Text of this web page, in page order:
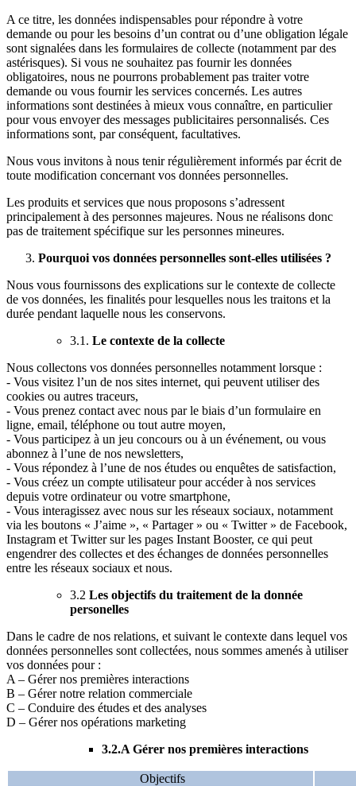
A ce titre, les données indispensables pour répondre à votre
demande ou pour les besoins d’un contrat ou d’une obligation légale
sont signalées dans les formulaires de collecte (notamment par des
astérisques). Si vous ne souhaitez pas fournir les données
obligatoires, nous ne pourrons probablement pas traiter votre
demande ou vous fournir les services concernés. Les autres
informations sont destinées à mieux vous connaître, en particulier
pour vous envoyer des messages publicitaires personnalisés. Ces
informations sont, par conséquent, facultatives.
Nous vous invitons à nous tenir régulièrement informés par écrit de
toute modification concernant vos données personnelles.
Les produits et services que nous proposons s’adressent
principalement à des personnes majeures. Nous ne réalisons donc
pas de traitement spécifique sur les personnes mineures.
Pourquoi vos données personnelles sont-elles utilisées ?
Nous vous fournissons des explications sur le contexte de collecte
de vos données, les finalités pour lesquelles nous les traitons et la
durée pendant laquelle nous les conservons.
3.1. Le contexte de la collecte
Nous collectons vos données personnelles notamment lorsque :
- Vous visitez l’un de nos sites internet, qui peuvent utiliser des
cookies ou autres traceurs,
- Vous prenez contact avec nous par le biais d’un formulaire en
ligne, email, téléphone ou tout autre moyen,
- Vous participez à un jeu concours ou à un événement, ou vous
abonnez à l’une de nos newsletters,
- Vous répondez à l’une de nos études ou enquêtes de satisfaction,
- Vous créez un compte utilisateur pour accéder à nos services
depuis votre ordinateur ou votre smartphone,
- Vous interagissez avec nous sur les réseaux sociaux, notamment
via les boutons « J’aime », « Partager » ou « Twitter » de Facebook,
Instagram et Twitter sur les pages Instant Booster, ce qui peut
engendrer des collectes et des échanges de données personnelles
entre les réseaux sociaux et nous.
3.2 Les objectifs du traitement de la donnée
personelles
Dans le cadre de nos relations, et suivant le contexte dans lequel vos
données personnelles sont collectées, nous sommes amenés à utiliser
vos données pour :
A – Gérer nos premières interactions
B – Gérer notre relation commerciale
C – Conduire des études et des analyses
D – Gérer nos opérations marketing
3.2.A Gérer nos premières interactions
Objectifs